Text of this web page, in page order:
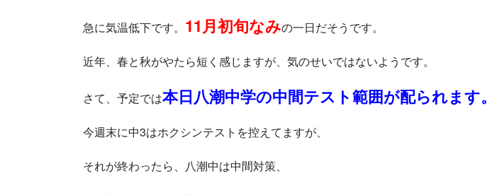
急に気温低下です。 11月初旬なみの一日だそうです。
近年、春と秋がやたら短く感じますが、気のせいではないようです。
さて、予定では本日八潮中学の中間テスト範囲が配られます。
今週末に中3はホクシンテストを控えてますが、
それが終わったら、八潮中は中間対策、